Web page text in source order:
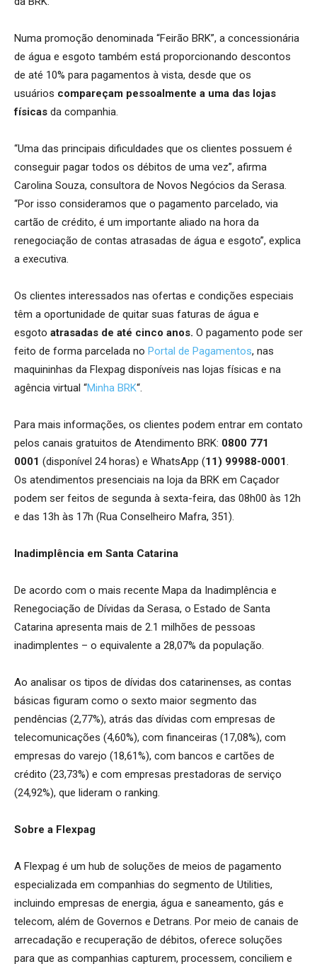
Numa promoção denominada “Feirão BRK”, a concessionária
de água e esgoto também está proporcionando descontos
de até 10% para pagamentos à vista, desde que os
usuários compareçam pessoalmente a uma das lojas
físicas da companhia.
“Uma das principais dificuldades que os clientes possuem é
conseguir pagar todos os débitos de uma vez”, afirma
Carolina Souza, consultora de Novos Negócios da Serasa.
“Por isso consideramos que o pagamento parcelado, via
cartão de crédito, é um importante aliado na hora da
renegociação de contas atrasadas de água e esgoto”, explica
a executiva.
Os clientes interessados nas ofertas e condições especiais
têm a oportunidade de quitar suas faturas de água e
esgoto atrasadas de até cinco anos. O pagamento pode ser
feito de forma parcelada no Portal de Pagamentos, nas
maquininhas da Flexpag disponíveis nas lojas físicas e na
agência virtual “Minha BRK“.
Para mais informações, os clientes podem entrar em contato
pelos canais gratuitos de Atendimento BRK: 0800 771
0001 (disponível 24 horas) e WhatsApp (11) 99988-0001
Os atendimentos presenciais na loja da BRK em Caçador
podem ser feitos de segunda à sexta-feira, das 08h00 às 12h
e das 13h às 17h (Rua Conselheiro Mafra, 351).
Inadimplência em Santa Catarina
De acordo com o mais recente Mapa da Inadimplência e
Renegociação de Dívidas da Serasa, o Estado de Santa
Catarina apresenta mais de 2.1 milhões de pessoas
inadimplentes – o equivalente a 28,07% da população.
Ao analisar os tipos de dívidas dos catarinenses, as contas
básicas figuram como o sexto maior segmento das
pendências (2,77%), atrás das dívidas com empresas de
telecomunicações (4,60%), com financeiras (17,08%), com
empresas do varejo (18,61%), com bancos e cartões de
crédito (23,73%) e com empresas prestadoras de serviço
(24,92%), que lideram o ranking.
Sobre a Flexpag
A Flexpag é um hub de soluções de meios de pagamento
especializada em companhias do segmento de Utilities,
incluindo empresas de energia, água e saneamento, gás e
telecom, além de Governos e Detrans. Por meio de canais de
arrecadação e recuperação de débitos, oferece soluções
para que as companhias capturem, processem, conciliem e